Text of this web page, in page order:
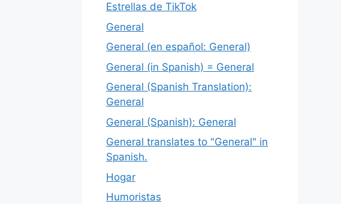
Estrellas de TikTok
General
General (en español: General)
General (in Spanish) = General
General (Spanish Translation):
General
General (Spanish): General
General translates to "General" in
Spanish.
Hogar
Humoristas